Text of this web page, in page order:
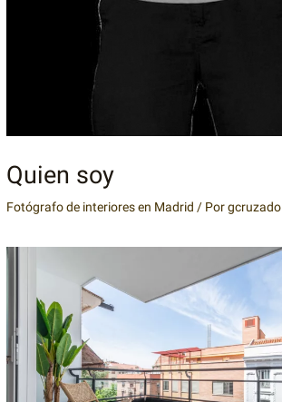
Quien soy
Fotógrafo de interiores en Madrid / Porgcruzado